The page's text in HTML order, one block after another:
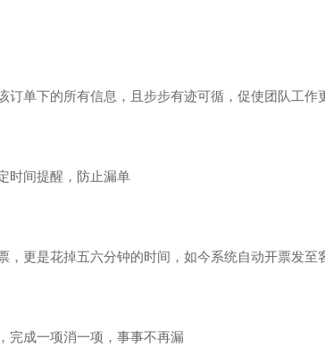
订单下的所有信息，且步步有迹可循，促使团队工作
时间提醒，防止漏单
更是花掉五六分钟的时间，如今系统自动开票发至
完成一项消一项，事事不再漏